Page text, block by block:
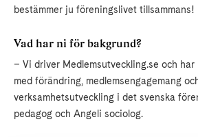
bestämmer ju föreningslivet tillsammans!
Vad har ni för bakgrund?
– Vi driver Medlemsutveckling.se och
med förändring, medlemsengagemang
verksamhetsutveckling i det svenska
pedagog och Angeli sociolog.